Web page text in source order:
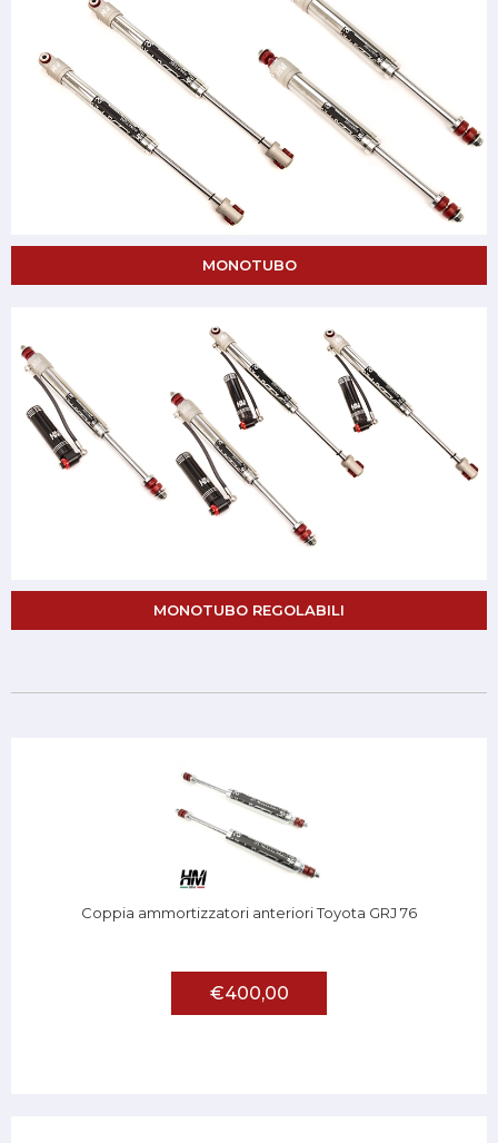
MONOTUBO
MONOTUBO REGOLABILI
Coppia ammortizzatori anteriori Toyota GRJ 76
€400,00